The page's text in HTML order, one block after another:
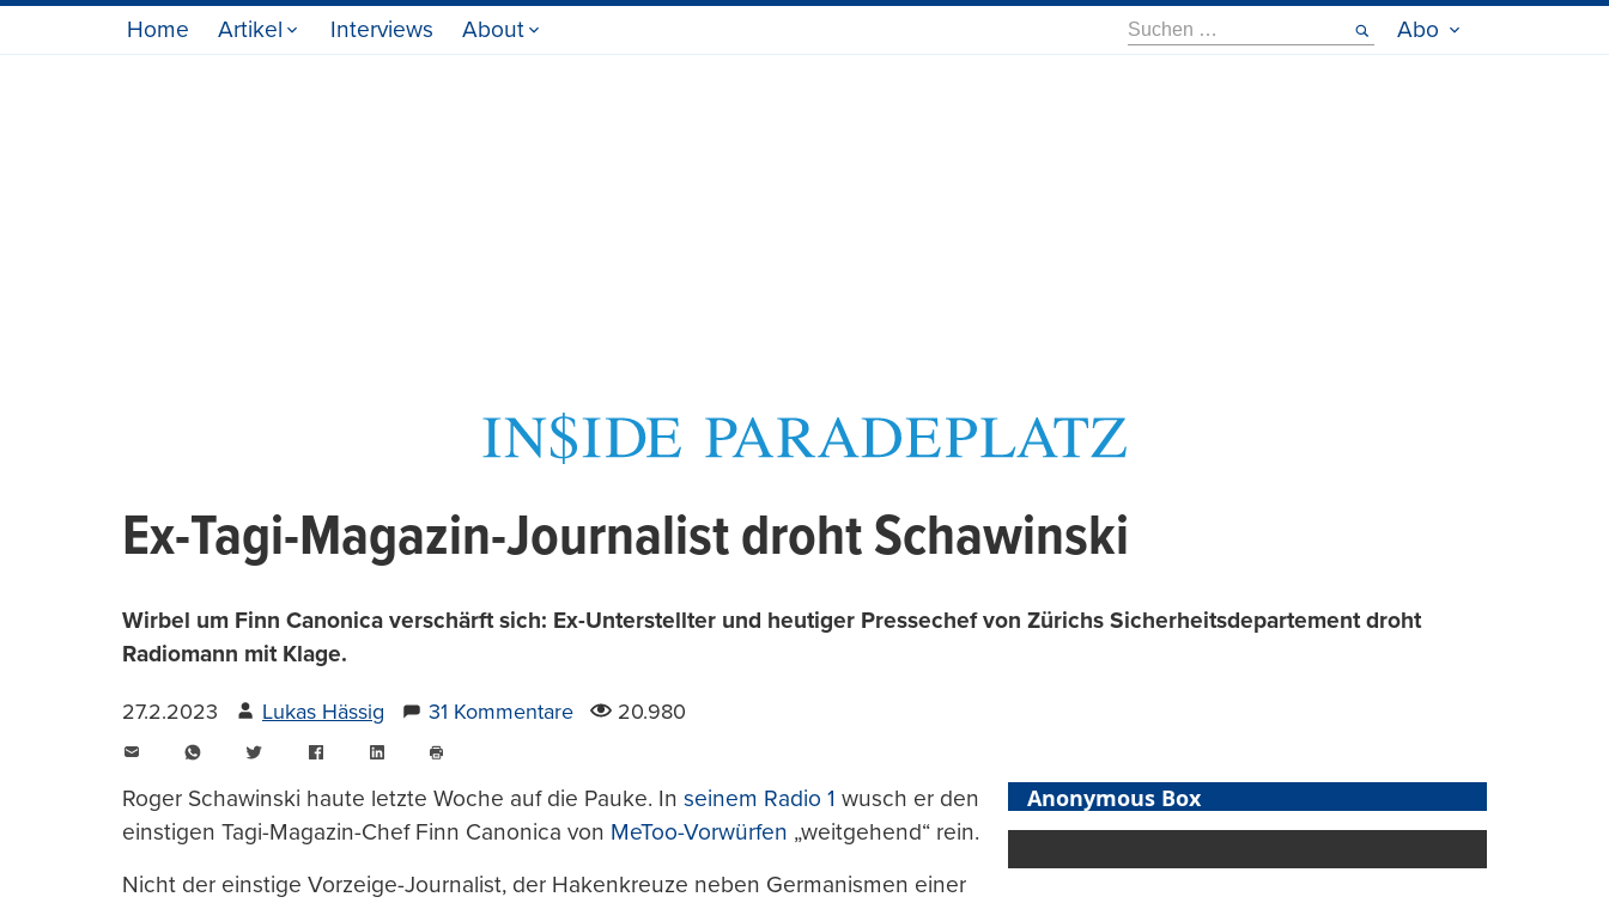
Home Artikel Interviews About
Suche
nach:
Abo
Ex-Tagi-Magazin-Journalist droht Schawinski
Wirbel um Finn Canonica verschärft sich: Ex-Unterstellter und heutiger Pressechef von Zürichs Sicherheitsdepartement droht
Radiomann mit Klage.
27.2.2023 Lukas Hässig 31 Kommentare 20.980
WhatsAppTwitter FacebookLinkedIn
drucken
Roger Schawinski haute letzte Woche auf die Pauke. In seinem Radio 1 wusch er den
einstigen Tagi-Magazin-Chef Finn Canonica von MeToo-Vorwürfen „weitgehend“ rein.
Nicht der einstige Vorzeige-Journalist, der Hakenkreuze neben Germanismen einer
Anonymous Box